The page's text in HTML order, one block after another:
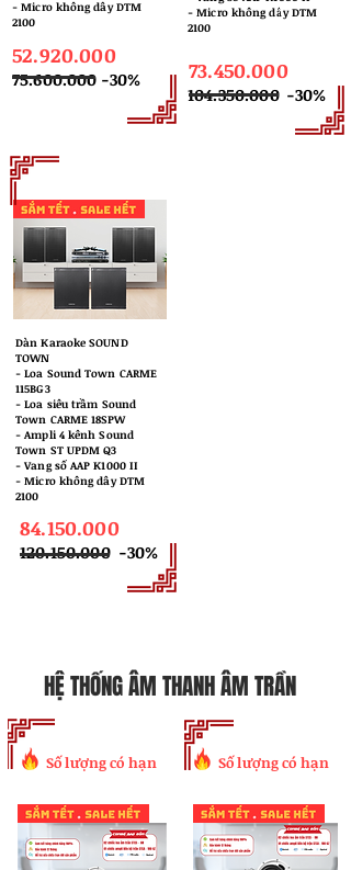
- Micro không dây DTM
2100
52.920.000
75.600.000 -30%
- Micro không dây DTM
2100
73.450.000
104.350.000 -30%
Dàn Karaoke SOUND
TOWN
​- Loa Sound Town CARME
115BG3
- Loa siêu trầm Sound
Town CARME 18SPW
- Ampli 4 kênh Sound
Town ST UPDM Q3
- Vang số AAP K1000 II
- Micro không dây DTM
2100
84.150.000
​120.150.000 -30%
HỆ THỐNG ÂM THANH ÂM TRẦN
Số lượng có hạn Số lượng có hạn